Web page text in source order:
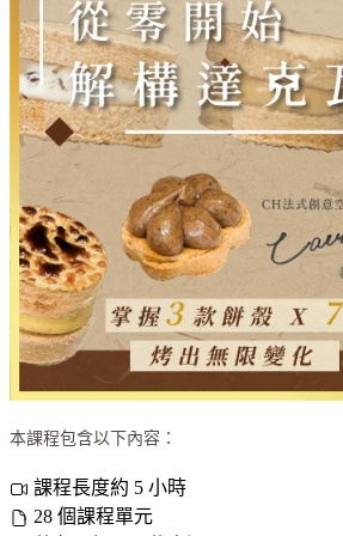
本課程包含以下內容：
課程長度約 5 小時
28 個課程單元